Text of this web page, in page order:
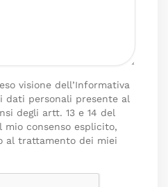
visione dell’Informativa
dati personali presente al
degli artt. 13 e 14 del
mio consenso esplicito,
al trattamento dei miei